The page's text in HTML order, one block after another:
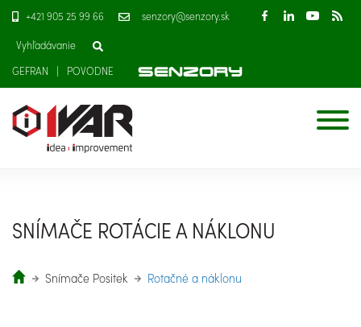
+421 905 25 99 66 senzory@senzory.sk
GEFRAN POVODNE
SNÍMAČE ROTÁCIE A NÁKLONU
Snímače Positek Rotačné a náklonu